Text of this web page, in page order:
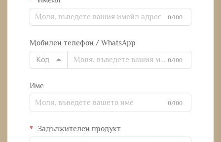
0/100
Мобилен телефон / WhatsApp
Код
0/100
Име
0/100
Задължителен продукт